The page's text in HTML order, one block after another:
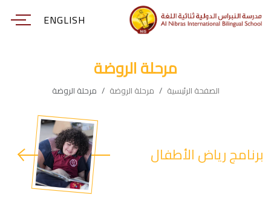
ENGLISH
مرحلة الروضة
الصفحة الرئيسية مرحلة الروضة مرحلة الروضة
برنامج رياض الأطفال